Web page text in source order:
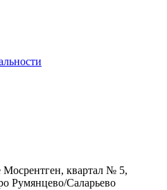
Мосрентген, квартал № 5,
Саларьево